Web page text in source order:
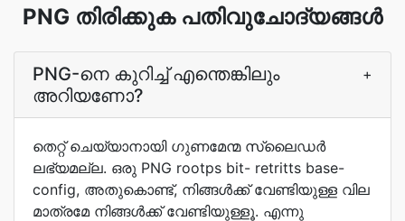
PNG തിരിക്കുക പതിവുചോദ്യങ്ങൾ
PNG-നെ കുറിച്ച് എന്തെങ്കിലും
അറിയണോ?
+
തെറ്റ് ചെയ്യാനായി ഗുണമേന്മ സ്ലൈഡര്‍
ലഭ്യമല്ല. ഒരു PNG rootps bit- retritts base-
config, അതുകൊണ്ട്, നിങ്ങള്‍ക്ക് വേണ്ടിയുള്ള വില
മാത്രമേ നിങ്ങള്‍ക്ക് വേണ്ടിയുള്ളൂ. എന്നു